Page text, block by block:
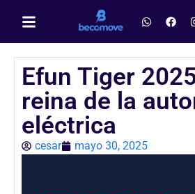
Efun Tiger
reina de la
eléctrica
cesar mayo 30, 2025